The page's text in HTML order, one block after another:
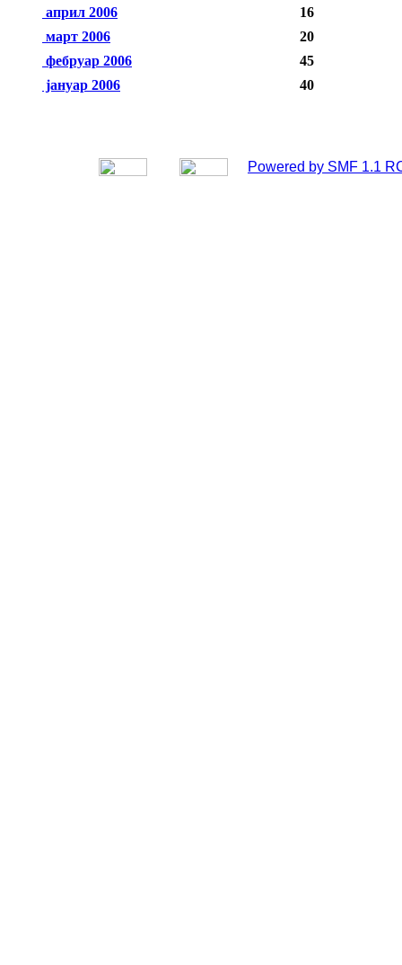
април 2006
16
март 2006
20
фебруар 2006
45
јануар 2006
40
Powered by SMF 1.1